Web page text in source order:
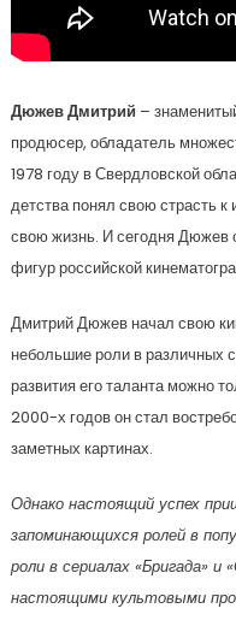
Дюжев Дмитрий –
продюсер, обладатель
1978 году в Свердловской
детства понял свою страсть
свою жизнь. И сегодня Дюжев
фигур российской
Дмитрий Дюжев начал свою
небольшие роли в
развития его таланта можно
2000-х годов он стал
заметных картинах.
Однако настоящий успех
запоминающихся ролей в
роли в сериалах «Бригада»
настоящими культовыми